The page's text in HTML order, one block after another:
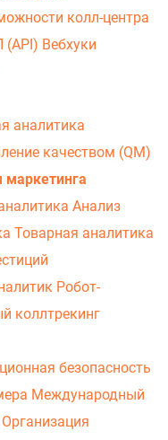
колл-центра
(API) Вебхуки
аналитика
качеством (QM)
Анализ
Товарная аналитика
Робот-
коллтрекинг
безопасность
Международный
Организация